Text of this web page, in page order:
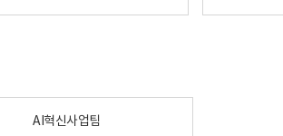
AI혁신사업팀